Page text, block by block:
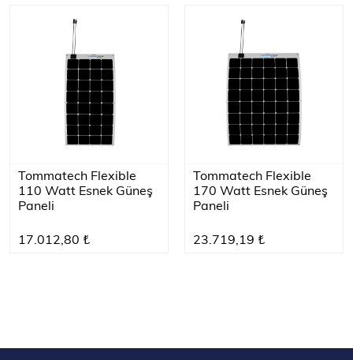
Tommatech Flexible
110 Watt Esnek Güneş
Paneli
17.012,80 ₺
Tommatech Flexible
170 Watt Esnek Güneş
Paneli
23.719,19 ₺